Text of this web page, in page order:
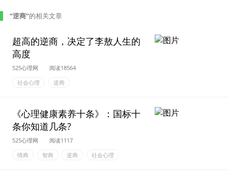
“逆商”的相关文章
超高的逆商，决定了李敖人生的
高度
525心理网
阅读18564
社会心理
逆商
《心理健康素养十条》：国标十
条你知道几条?
525心理网
阅读1117
情商
智商 逆商 社会心理